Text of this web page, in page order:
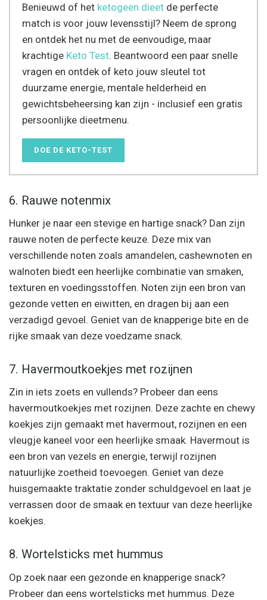
Benieuwd of het ketogeen dieet de perfecte
match is voor jouw levensstijl? Neem de sprong
en ontdek het nu met de eenvoudige, maar
krachtige Keto Test. Beantwoord een paar snelle
vragen en ontdek of keto jouw sleutel tot
duurzame energie, mentale helderheid en
gewichtsbeheersing kan zijn - inclusief een gratis
persoonlijke dieetmenu.
DOE DE KETO-TEST
6. Rauwe notenmix
Hunker je naar een stevige en hartige snack? Dan zijn
rauwe noten de perfecte keuze. Deze mix van
verschillende noten zoals amandelen, cashewnoten en
walnoten biedt een heerlijke combinatie van smaken,
texturen en voedingsstoffen. Noten zijn een bron van
gezonde vetten en eiwitten, en dragen bij aan een
verzadigd gevoel. Geniet van de knapperige bite en de
rijke smaak van deze voedzame snack.
7. Havermoutkoekjes met rozijnen
Zin in iets zoets en vullends? Probeer dan eens
havermoutkoekjes met rozijnen. Deze zachte en chewy
koekjes zijn gemaakt met havermout, rozijnen en een
vleugje kaneel voor een heerlijke smaak. Havermout is
een bron van vezels en energie, terwijl rozijnen
natuurlijke zoetheid toevoegen. Geniet van deze
huisgemaakte traktatie zonder schuldgevoel en laat je
verrassen door de smaak en textuur van deze heerlijke
koekjes.
8. Wortelsticks met hummus
Op zoek naar een gezonde en knapperige snack?
Probeer dan eens wortelsticks met hummus. Deze